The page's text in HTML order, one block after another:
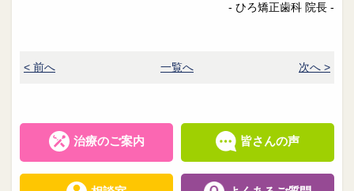
- ひろ矯正歯科 院長 -
< 前へ 一覧へ 次へ >
治療のご案内 皆さんの声